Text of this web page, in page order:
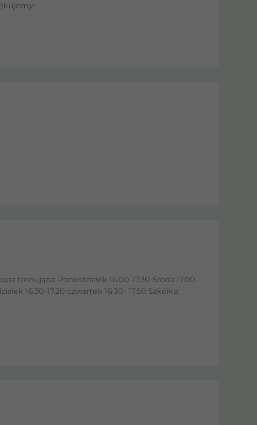
trenująca: Poniedziałek 16.00-17.30 Środa 17.00-
16.30-17.20 czwartek 16.30- 17.50 Szkółka: